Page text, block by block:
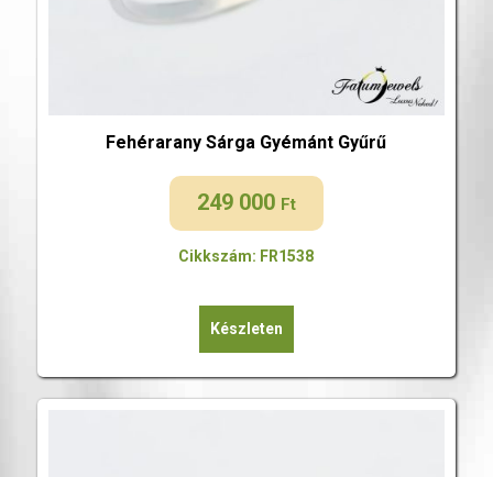
Fehérarany Sárga Gyémánt Gyűrű
249 000 Ft
Cikkszám: FR1538
Készleten